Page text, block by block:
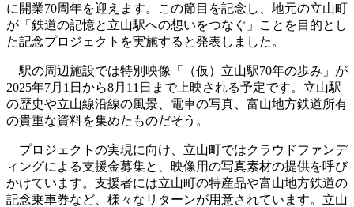
に開業70周年を迎えます。この節目を記念し、地元の立山町
が「鉄道の記憶と立山駅への想いをつなぐ」ことを目的とし
た記念プロジェクトを実施すると発表しました。
駅の周辺施設では特別映像「（仮）立山駅70年の歩み」が
2025年7月1日から8月11日まで上映される予定です。立山駅
の歴史や立山線沿線の風景、電車の写真、富山地方鉄道所有
の貴重な資料を集めたものだそう。
プロジェクトの実現に向け、立山町ではクラウドファンデ
ィングによる支援金募集と、映像用の写真素材の提供を呼び
かけています。支援者には立山町の特産品や富山地方鉄道の
記念乗車券など、様々なリターンが用意されています。立山